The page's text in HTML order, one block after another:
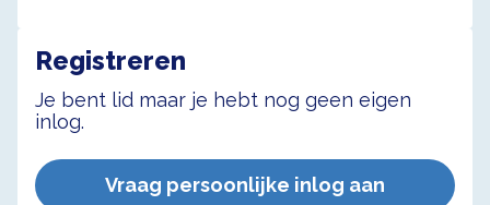
Registreren
Je bent lid maar je hebt nog geen eigen
inlog.
Vraag persoonlijke inlog aan